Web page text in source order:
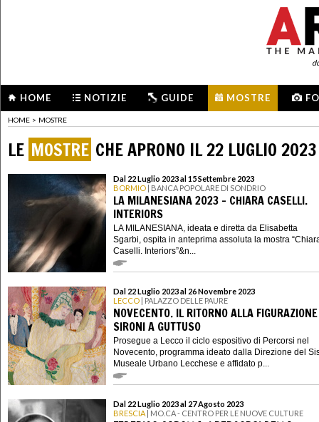
HOME NOTIZIE GUIDE MOSTRE
HOME > MOSTRE
LE MOSTRE CHE APRONO IL 22 LUGLIO 2023
Dal 22 Luglio 2023 al 15 Settembre 2023
BORMIO | BANCA POPOLARE DI SONDRIO
LA MILANESIANA 2023 - CHIARA CASELLI.
INTERIORS
LA MILANESIANA, ideata e diretta da Elisabetta
Sgarbi, ospita in anteprima assoluta la mostra
Caselli. Interiors”&n...
Dal 22 Luglio 2023 al 26 Novembre 2023
LECCO | PALAZZO DELLE PAURE
NOVECENTO. IL RITORNO ALLA
SIRONI A GUTTUSO
Prosegue a Lecco il ciclo espositivo di Percorsi nel
Novecento, programma ideato dalla Direzione del
Museale Urbano Lecchese e affidato p...
Dal 22 Luglio 2023 al 27 Agosto 2023
BRESCIA | MO.CA - CENTRO PER LE NUOVE CULTURE